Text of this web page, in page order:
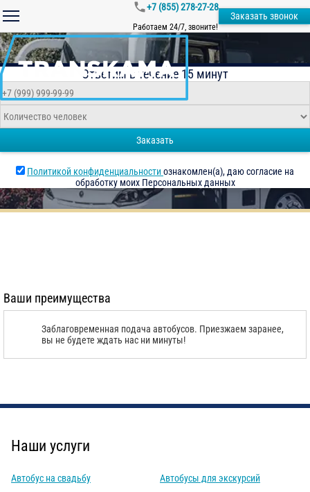
+7 (855) 278-27-28
Работаем 24/7, звоните!
Заказать звонок
Ответим в течение 15 минут
Заказать
Политикой конфиденциальностиознакомлен(а), даю согласие на
обработку моих Персональных данных
Ваши преимущества
Заблаговременная подача автобусов. Приезжаем заранее,
вы не будете ждать нас ни минуты!
Наши услуги
Автобус на свадьбу
Автобусы для экскурсий